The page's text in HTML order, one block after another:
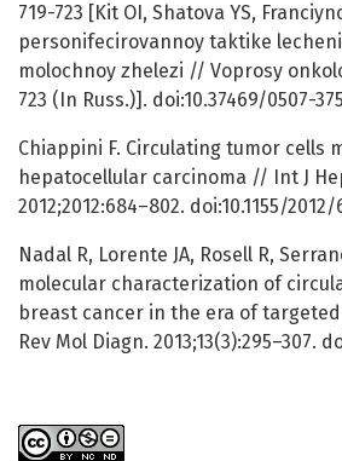
719-723 [Kit OI, Shatova YS,
personifecirovannoy taktike
molochnoy zhelezi // Voprosy
723 (In Russ.)]. doi:10.37469/0507-
Chiappini F. Circulating tumor cells
hepatocellular carcinoma // Int J
2012;2012:684–802. doi:10.1155/
Nadal R, Lorente JA, Rosell R,
molecular characterization of
breast cancer in the era of
Rev Mol Diagn. 2013;13(3):295–307.